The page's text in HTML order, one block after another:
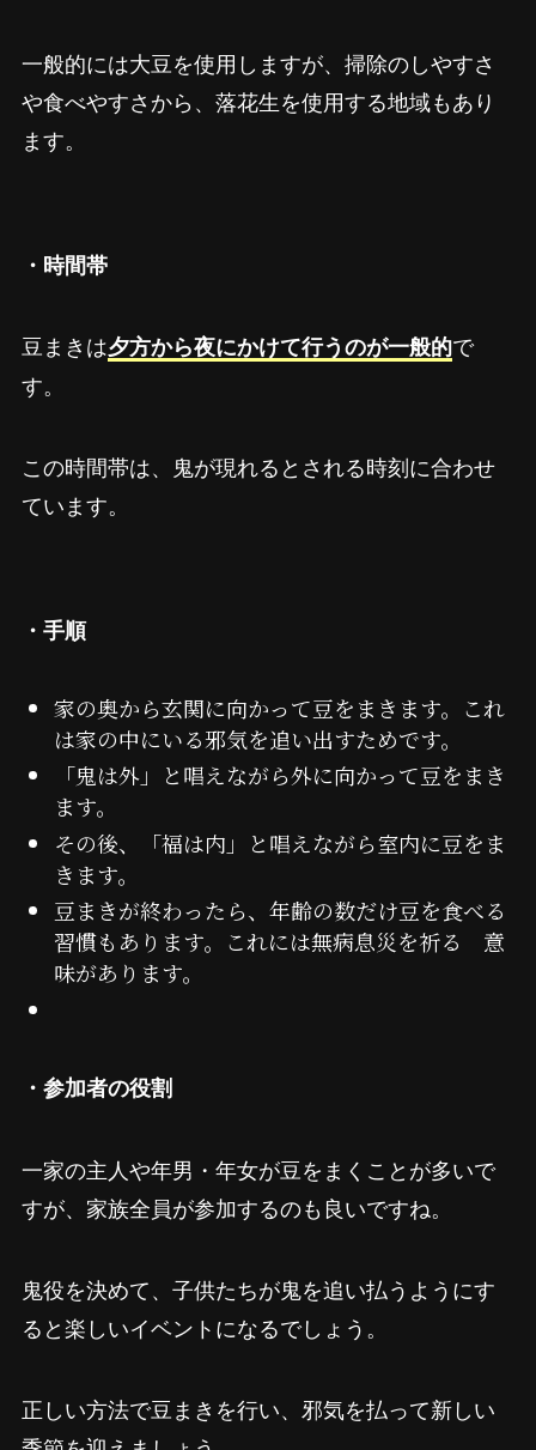
一般的には大豆を使用しますが、掃除のしやすさ
や食べやすさから、落花生を使用する地域もあり
ます。
・時間帯
豆まきは夕方から夜にかけて行うのが一般的で
す。
この時間帯は、鬼が現れるとされる時刻に合わせ
ています。
・手順
家の奥から玄関に向かって豆をまきます。これ
は家の中にいる邪気を追い出すためです。
「鬼は外」と唱えながら外に向かって豆をまき
ます。
その後、「福は内」と唱えながら室内に豆をま
きます。
豆まきが終わったら、年齢の数だけ豆を食べる
習慣もあります。これには無病息災を祈る 意
味があります。
・参加者の役割
一家の主人や年男・年女が豆をまくことが多いで
すが、家族全員が参加するのも良いですね。
鬼役を決めて、子供たちが鬼を追い払うようにす
ると楽しいイベントになるでしょう。
正しい方法で豆まきを行い、邪気を払って新しい